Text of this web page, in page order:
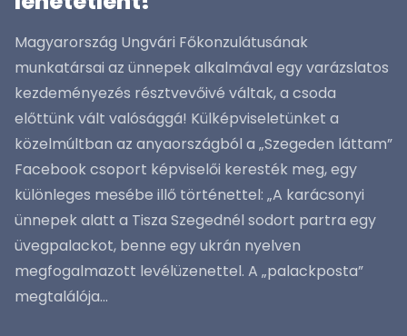
Magyarország Ungvári Főkonzulátusának
munkatársai az ünnepek alkalmával egy varázslatos
kezdeményezés résztvevőivé váltak, a csoda
előttünk vált valósággá! Külképviseletünket a
közelmúltban az anyaországból a „Szegeden láttam”
Facebook csoport képviselői keresték meg, egy
különleges mesébe illő történettel: „A karácsonyi
ünnepek alatt a Tisza Szegednél sodort partra egy
üvegpalackot, benne egy ukrán nyelven
megfogalmazott levélüzenettel. A „palackposta”
megtalálója...